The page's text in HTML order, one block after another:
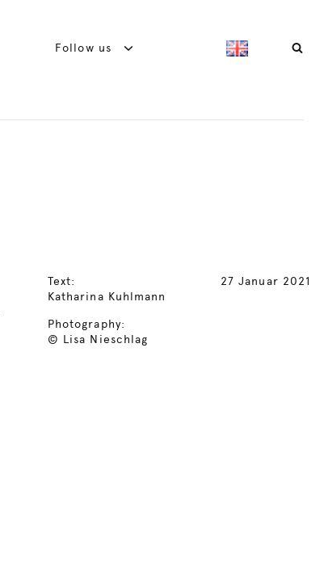
Follow us
Text:
Katharina Kuhlmann
Photography:
© Lisa Nieschlag
27 Januar 2021